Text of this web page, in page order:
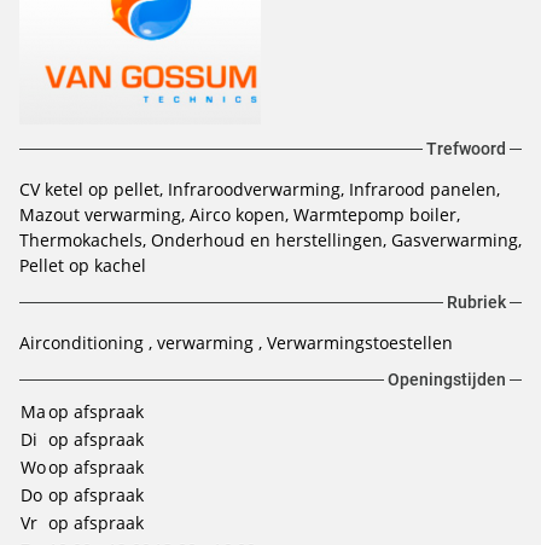
Trefwoord
CV ketel op pellet Infraroodverwarming Infrarood panelen
Mazout verwarming Airco kopen Warmtepomp boiler
Thermokachels Onderhoud en herstellingen Gasverwarming
Pellet op kachel
Rubriek
Airconditioning verwarming Verwarmingstoestellen
Openingstijden
Maop afspraak
Di op afspraak
Woop afspraak
Do op afspraak
Vr op afspraak